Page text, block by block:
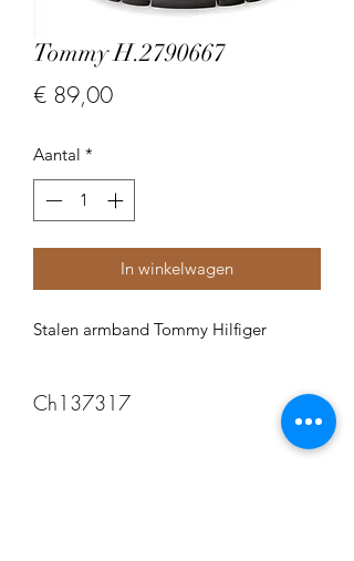
Tommy H.2790667
€ 89,00Prijs
Aantal *
In winkelwagen
Stalen armband Tommy Hilfiger
Ch137317